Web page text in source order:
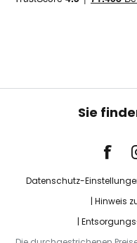
Sie
Datenschutz-
Hinweis